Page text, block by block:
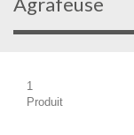
1
Produit